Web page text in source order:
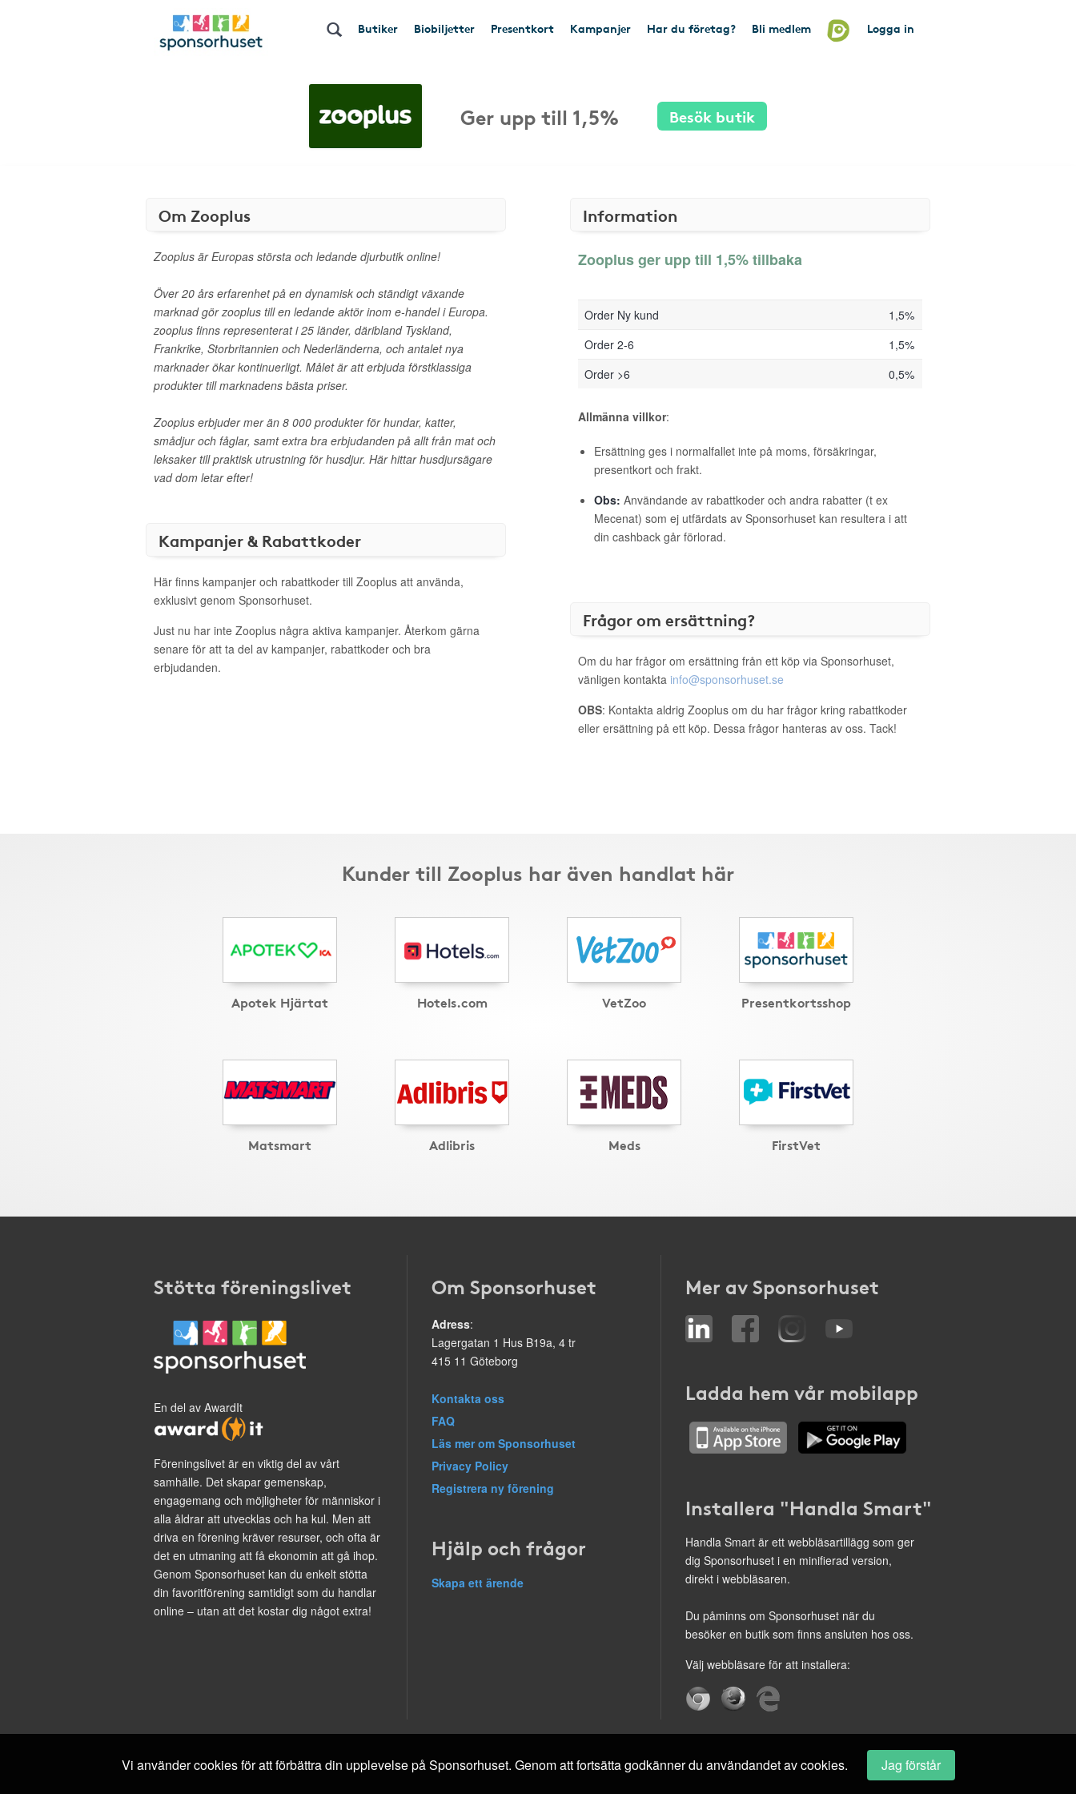
Butiker Biobiljetter Presentkort Kampanjer Har du företag? Bli medlem Logga in
Ger upp till 1,5% Besök butik
Om Zooplus
Zooplus är Europas största och ledande djurbutik online!
Över 20 års erfarenhet på en dynamisk och ständigt växande
marknad gör zooplus till en ledande aktör inom e-handel i Europa.
zooplus finns representerat i 25 länder, däribland Tyskland,
Frankrike, Storbritannien och Nederländerna, och antalet nya
marknader ökar kontinuerligt. Målet är att erbjuda förstklassiga
produkter till marknadens bästa priser.
Zooplus erbjuder mer än 8 000 produkter för hundar, katter,
smådjur och fåglar, samt extra bra erbjudanden på allt från mat och
leksaker till praktisk utrustning för husdjur. Här hittar husdjursägare
vad dom letar efter!
Kampanjer & Rabattkoder
Här finns kampanjer och rabattkoder till Zooplus att använda,
exklusivt genom Sponsorhuset.
Just nu har inte Zooplus några aktiva kampanjer. Återkom gärna
senare för att ta del av kampanjer, rabattkoder och bra
erbjudanden.
Information
Zooplus ger upp till 1,5% tillbaka
Order Ny kund
1,5%
Order 2-6
1,5%
Order >6
0,5%
Allmänna villkor:
Ersättning ges i normalfallet inte på moms, försäkringar,
presentkort och frakt.
Obs: Användande av rabattkoder och andra rabatter (t ex
Mecenat) som ej utfärdats av Sponsorhuset kan resultera i att
din cashback går förlorad.
Frågor om ersättning?
Om du har frågor om ersättning från ett köp via Sponsorhuset,
vänligen kontakta info@sponsorhuset.se
OBS: Kontakta aldrig Zooplus om du har frågor kring rabattkoder
eller ersättning på ett köp. Dessa frågor hanteras av oss. Tack!
Kunder till Zooplus har även handlat här
Apotek Hjärtat Hotels.com VetZoo Presentkortsshop
Matsmart Adlibris Meds FirstVet
Stötta föreningslivet
En del av AwardIt
Föreningslivet är en viktig del av vårt
samhälle. Det skapar gemenskap,
engagemang och möjligheter för människor i
alla åldrar att utvecklas och ha kul. Men att
driva en förening kräver resurser, och ofta är
det en utmaning att få ekonomin att gå ihop.
Genom Sponsorhuset kan du enkelt stötta
din favoritförening samtidigt som du handlar
online – utan att det kostar dig något extra!
Om Sponsorhuset
Adress:
Lagergatan 1 Hus B19a, 4 tr
415 11 Göteborg
Kontakta oss
FAQ
Läs mer om Sponsorhuset
Privacy Policy
Registrera ny förening
Hjälp och frågor
Skapa ett ärende
Mer av Sponsorhuset
Ladda hem vår mobilapp
Installera "Handla Smart"
Handla Smart är ett webbläsartillägg som ger
dig Sponsorhuset i en minifierad version,
direkt i webbläsaren.
Du påminns om Sponsorhuset när du
besöker en butik som finns ansluten hos oss.
Välj webbläsare för att installera:
Vi använder cookies för att förbättra din upplevelse på Sponsorhuset. Genom att fortsätta godkänner du användandet av cookies. Jag förstår